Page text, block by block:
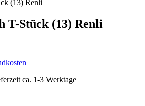
T-Stück (13) Renli
ca. 1-3 Werktage